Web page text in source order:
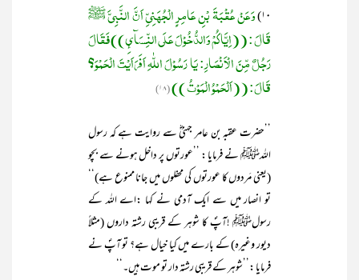
۱۰) وَعَنْ عُقْبَۃَ بْنِ عَامِرٍ الْجُھَنِیِّ اَنَّ النَّبِیَّ ﷺ
قَالَ : ((اِیَّاکُمْ وَالدُّخُوْلَ عَلَی النِّسَآئِ)) فَقَالَ
رَجُلٌ مِّنَ الْاَنْصَارِ: یَا رَسُوْلَ اللّٰہِ اَفَرَاَیْتَ الْحَمْوَ؟
قَالَ:((اَلْحَمْوُ الْمَوْتُ ))(۱۸)
’’حضرت عقبہ بن عامر جہنیؓ سے روایت ہے کہ رسول
اللہﷺ نے فرمایا : ’’عورتوں پر داخل ہونے سے بچو
(یعنی مَردوں کا عورتوں کی محفلوں میں جانا ممنوع ہے)‘‘
تو انصار میں سے ایک آدمی نے کہا :اے اللہ کے
رسولﷺ !آپؐ کا شوہر کے قریبی رشتہ داروں (مثلاً
دیور وغیرہ) کے بارے میں کیا خیال ہے؟ تو آپؐ نے
فرمایا :’’شوہر کے قریبی رشتہ دار تو موت ہیں۔‘‘